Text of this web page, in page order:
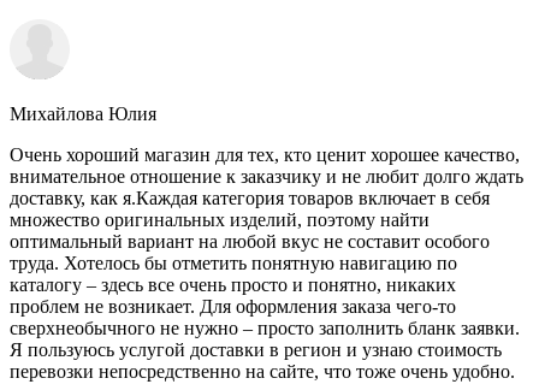
Михайлова Юлия
Очень хороший магазин для тех, кто ценит хорошее качество,
внимательное отношение к заказчику и не любит долго ждать
доставку, как я.Каждая категория товаров включает в себя
множество оригинальных изделий, поэтому найти
оптимальный вариант на любой вкус не составит особого
труда. Хотелось бы отметить понятную навигацию по
каталогу – здесь все очень просто и понятно, никаких
проблем не возникает. Для оформления заказа чего-то
сверхнеобычного не нужно – просто заполнить бланк заявки.
Я пользуюсь услугой доставки в регион и узнаю стоимость
перевозки непосредственно на сайте, что тоже очень удобно.